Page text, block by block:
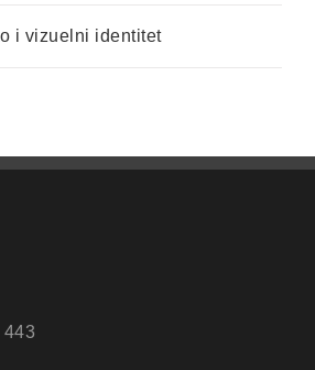
i vizuelni identitet